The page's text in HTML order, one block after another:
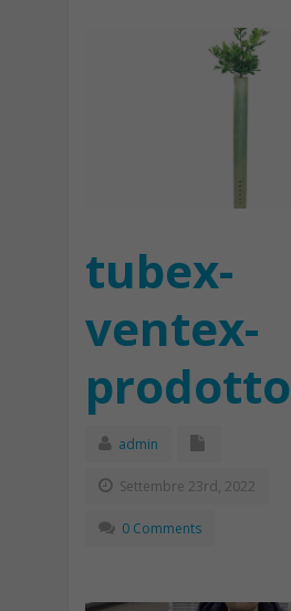
tubex-
ventex-
prodotto
admin
Settembre 23rd, 2022
0 Comments